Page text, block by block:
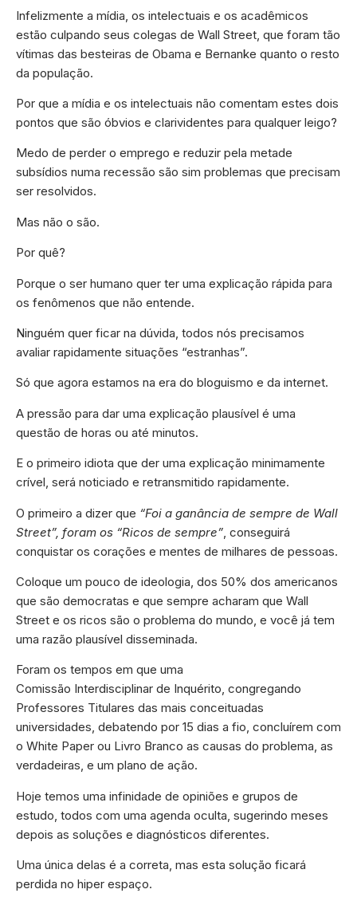
Infelizmente a mídia, os intelectuais e os acadêmicos
estão culpando seus colegas de Wall Street, que foram tão
vítimas das besteiras de Obama e Bernanke quanto o resto
da população.
Por que a mídia e os intelectuais não comentam estes dois
pontos que são óbvios e clarividentes para qualquer leigo?
Medo de perder o emprego e reduzir pela metade
subsídios numa recessão são sim problemas que precisam
ser resolvidos.
Mas não o são.
Por quê?
Porque o ser humano quer ter uma explicação rápida para
os fenômenos que não entende.
Ninguém quer ficar na dúvida, todos nós precisamos
avaliar rapidamente situações “estranhas”.
Só que agora estamos na era do bloguismo e da internet.
A pressão para dar uma explicação plausível é uma
questão de horas ou até minutos.
E o primeiro idiota que der uma explicação minimamente
crível, será noticiado e retransmitido rapidamente.
O primeiro a dizer que “Foi a ganância de sempre de Wall
Street”, foram os “Ricos de sempre” , conseguirá
conquistar os corações e mentes de milhares de pessoas.
Coloque um pouco de ideologia, dos 50% dos americanos
que são democratas e que sempre acharam que Wall
Street e os ricos são o problema do mundo, e você já tem
uma razão plausível disseminada.
Foram os tempos em que uma
Comissão Interdisciplinar de Inquérito, congregando
Professores Titulares das mais conceituadas
universidades, debatendo por 15 dias a fio, concluírem com
o White Paper ou Livro Branco as causas do problema, as
verdadeiras, e um plano de ação.
Hoje temos uma infinidade de opiniões e grupos de
estudo, todos com uma agenda oculta, sugerindo meses
depois as soluções e diagnósticos diferentes.
Uma única delas é a correta, mas esta solução ficará
perdida no hiper espaço.